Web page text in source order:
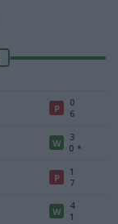
P
0
6
W
3
0 *
P
1
7
W
4
1